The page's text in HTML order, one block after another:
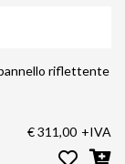
riflettente
€ 311,00 +IVA